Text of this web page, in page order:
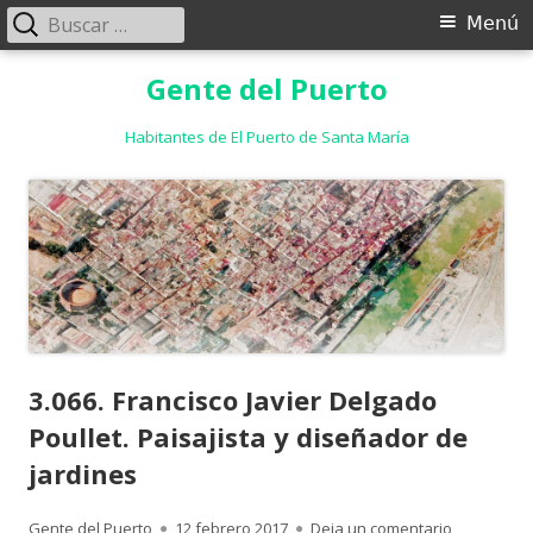
Gente del Puerto
Habitantes de El Puerto de Santa María
Menú
Menú
Buscar:
3.066. Francisco Javier Delgado
Poullet. Paisajista y diseñador de
jardines
Autor
Gente del Puerto Publicado
12 febrero 2017 Deja un comentario